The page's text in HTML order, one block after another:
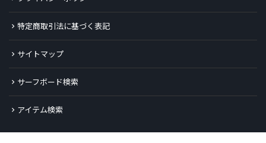
特定商取引法に基づく表記
サイトマップ
サーフボード検索
アイテム検索